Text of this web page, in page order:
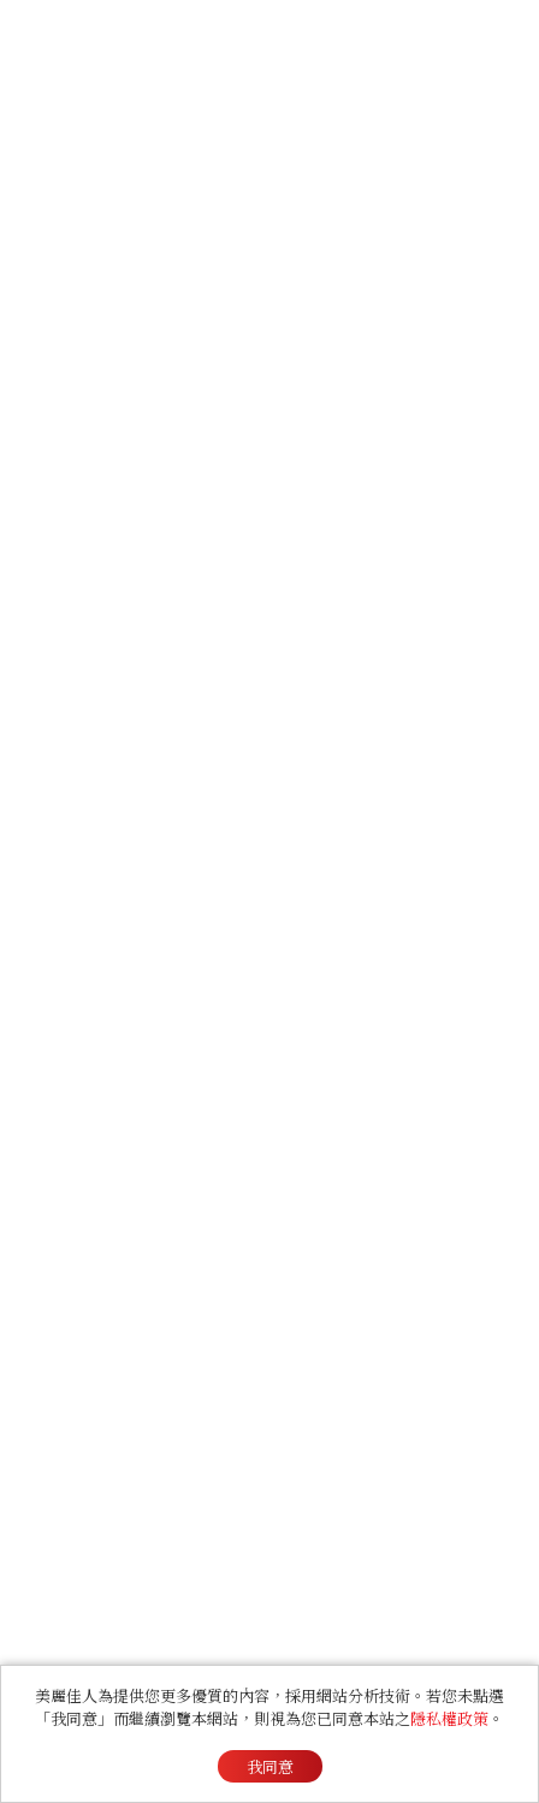
美麗佳人為提供您更多優質的內容，採用網站分析技術。若您未點選
「我同意」而繼續瀏覽本網站，則視為您已同意本站之隱私權政策 。
我同意